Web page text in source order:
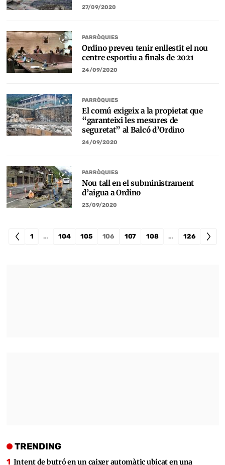
27/09/2020
PARRÒQUIES
Ordino preveu tenir enllestit el nou
centre esportiu a finals de 2021
24/09/2020
PARRÒQUIES
El comú exigeix a la propietat que
“garanteixi les mesures de
seguretat” al Balcó d’Ordino
24/09/2020
PARRÒQUIES
Nou tall en el subministrament
d’aigua a Ordino
23/09/2020
1 … 104 105 106 107 108 … 126
TRENDING
Intent de butró en un caixer automàtic ubicat en una